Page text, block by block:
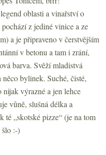
oblasti a vinařství o
pochází z jediné vinice a ze
a je připraveno v čerstvějším
v betonu a tam i zrání,
barva. Svěží mladistvá
bylinek. Suché, čisté,
nijak výrazné a jen lehce
vůně, slušná délka a
„skotské pizze“ (je na tom
šlo :-)